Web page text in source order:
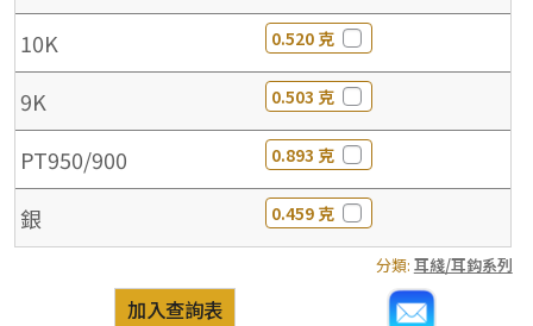
10K 0.520 克
9K 0.503 克
PT950/900 0.893 克
銀 0.459 克
分類: 耳綫/耳鈎系列
加入查詢表